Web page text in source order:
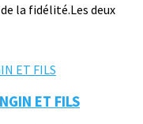
la fidélité.Les deux
ET FILS